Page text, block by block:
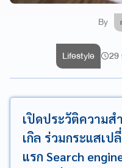
By
Lifestyle 29
เปิดประวัติความส
เกิล ร่วมกระแสเป
แรก Search